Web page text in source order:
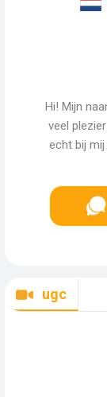
Hi! Mijn
veel
echt bij
ugc